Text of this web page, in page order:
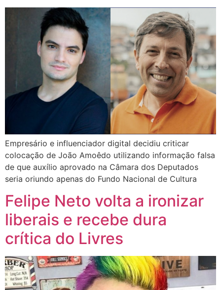
Empresário e influenciador digital decidiu criticar
colocação de João Amoêdo utilizando informação falsa
de que auxílio aprovado na Câmara dos Deputados
seria oriundo apenas do Fundo Nacional de Cultura
Felipe Neto volta a ironizar
liberais e recebe dura
crítica do Livres